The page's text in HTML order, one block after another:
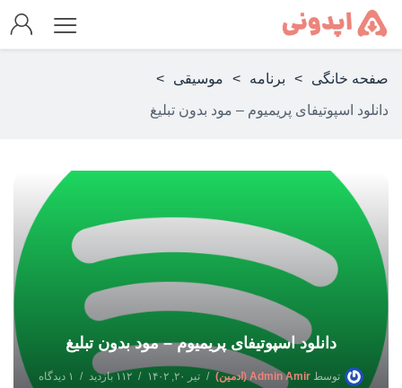
صفحه خانگی > برنامه > موسیقی >
دانلود اسپوتیفای پریمیوم – مود بدون تبلیغ
دانلود اسپوتیفای پریمیوم – مود بدون تبلیغ
توسط Admin Amir (ادمین) تیر ۲۰, ۱۴۰۲ ۱۱۲ بازدید ۱ دیدگاه